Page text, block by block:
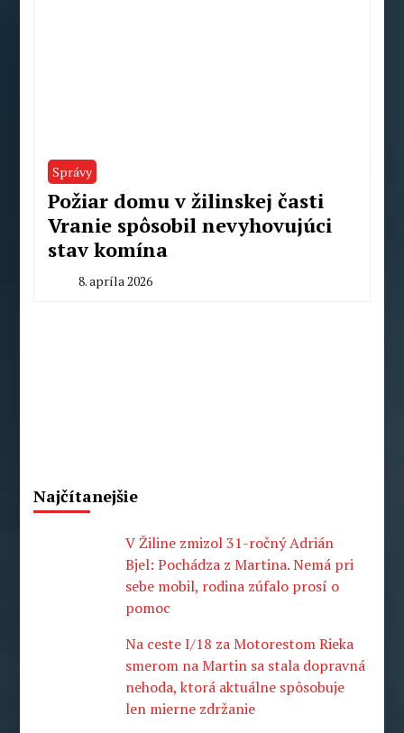
Správy
Požiar domu v žilinskej časti
Vranie spôsobil nevyhovujúci
stav komína
8. apríla 2026
Najčítanejšie
V Žiline zmizol 31-ročný Adrián
Bjel: Pochádza z Martina. Nemá pri
sebe mobil, rodina zúfalo prosí o
pomoc
Na ceste I/18 za Motorestom Rieka
smerom na Martin sa stala dopravná
nehoda, ktorá aktuálne spôsobuje
len mierne zdržanie